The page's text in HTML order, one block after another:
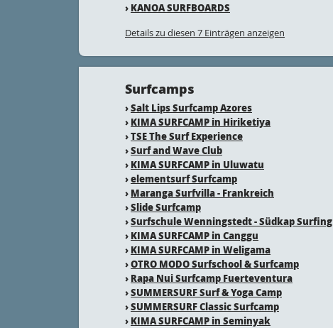
› KANOA SURFBOARDS
Details zu diesen 7 Einträgen anzeigen
Surfcamps
›Salt Lips Surfcamp Azores
› KIMA SURFCAMP in Hiriketiya
›TSE The Surf Experience
›Surf and Wave Club
› KIMA SURFCAMP in Uluwatu
›elementsurf Surfcamp
› Maranga Surfvilla - Frankreich
›Slide Surfcamp
›Surfschule Wenningstedt - Südkap Surfing
› KIMA SURFCAMP in Canggu
› KIMA SURFCAMP in Weligama
›OTRO MODO Surfschool & Surfcamp
› Rapa Nui Surfcamp Fuerteventura
›SUMMERSURF Surf & Yoga Camp
›SUMMERSURF Classic Surfcamp
› KIMA SURFCAMP in Seminyak